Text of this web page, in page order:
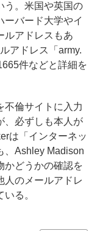
う。米国や英国の
ーバード大学やイ
ルアドレスもあ
アドレス「army.
件などと詳細を
倫サイトに入力
、必ずしも本人が
は「インターネッ
、Ashley Madison
かどうかの確認を
人のメールアドレ
る。